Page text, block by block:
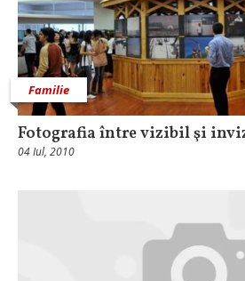
Familie
Fotografia între vizibil şi
04 Iul, 2010